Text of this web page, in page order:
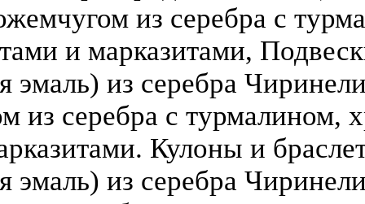
из серебра с
и марказитами,
эмаль) из серебра
из серебра с турмалином,
Кулоны и
эмаль) из серебра